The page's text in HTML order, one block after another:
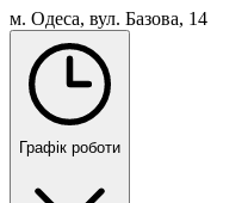
м. Одеса, вул. Базова, 14
Графік роботи